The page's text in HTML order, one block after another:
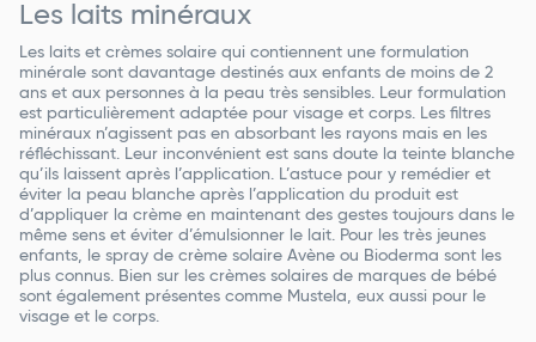
Les laits minéraux
Les laits et crèmes solaire qui contiennent une formulation
minérale sont davantage destinés aux enfants de moins de 2
ans et aux personnes à la peau très sensibles. Leur formulation
est particulièrement adaptée pour visage et corps. Les filtres
minéraux n’agissent pas en absorbant les rayons mais en les
réfléchissant. Leur inconvénient est sans doute la teinte blanche
qu’ils laissent après l’application. L’astuce pour y remédier et
éviter la peau blanche après l’application du produit est
d’appliquer la crème en maintenant des gestes toujours dans le
même sens et éviter d’émulsionner le lait. Pour les très jeunes
enfants, le spray de crème solaire Avène ou Bioderma sont les
plus connus. Bien sur les crèmes solaires de marques de bébé
sont également présentes comme Mustela, eux aussi pour le
visage et le corps.